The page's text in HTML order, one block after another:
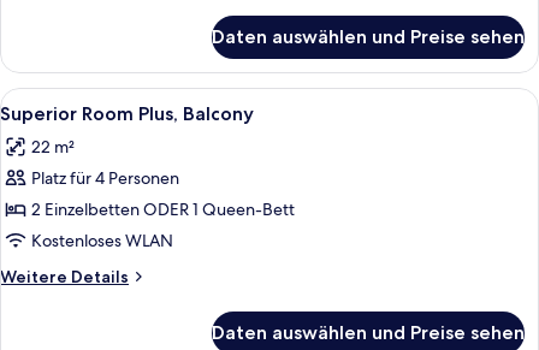
Room
Plus
Daten auswählen und Preise sehen
Alle
Fotos
für
Superior
Room
Plus,
Balcony
anzeigen
Ein Hotelzimmer mit einem Bett,
8
Superior Room Plus, Balcony
22 m²
Platz für 4 Personen
2 Einzelbetten ODER 1 Queen-Bett
Kostenloses WLAN
Weitere Details
Weitere
Daten auswählen und Preise sehen